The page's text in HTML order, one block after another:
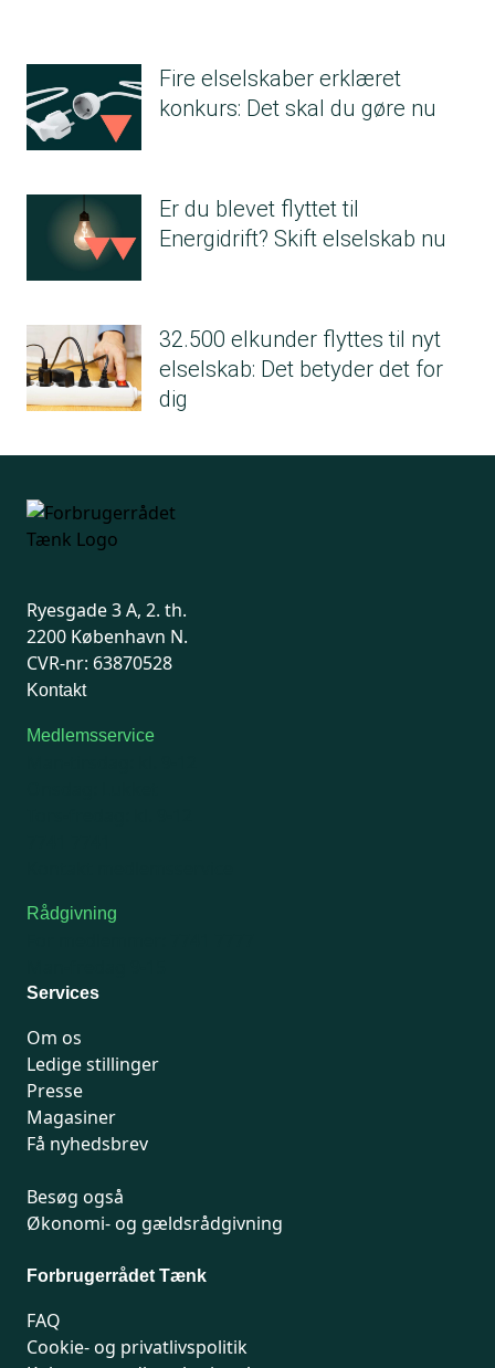
Fire elselskaber erklæret
konkurs: Det skal du gøre nu
Er du blevet flyttet til
Energidrift? Skift elselskab nu
32.500 elkunder flyttes til nyt
elselskab: Det betyder det for
dig
Ryesgade 3 A, 2. th.
2200 København N.
CVR-nr: 63870528
Kontakt
Medlemsservice
Rådgivning
Services
Om os
Ledige stillinger
Presse
Magasiner
Få nyhedsbrev
Besøg også
Økonomi- og gældsrådgivning
Forbrugerrådet Tænk
FAQ
Cookie- og privatlivspolitik